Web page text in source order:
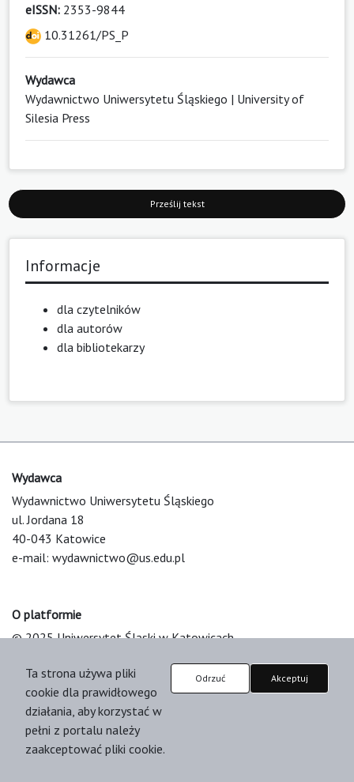
eISSN: 2353-9844
10.31261/PS_P
Wydawca
Wydawnictwo Uniwersytetu Śląskiego | University of
Silesia Press
Prześlij tekst
Informacje
dla czytelników
dla autorów
dla bibliotekarzy
Wydawca
Wydawnictwo Uniwersytetu Śląskiego
ul. Jordana 18
40-043 Katowice
e-mail: wydawnictwo@us.edu.pl
O platformie
© 2025 Uniwersytet Śląski w Katowicach
Platform & Workflow by OJS/PKP
Ta strona używa pliki
cookie dla prawidłowego
działania, aby korzystać w
pełni z portalu należy
zaakceptować pliki cookie.
Odrzuć Akceptuj